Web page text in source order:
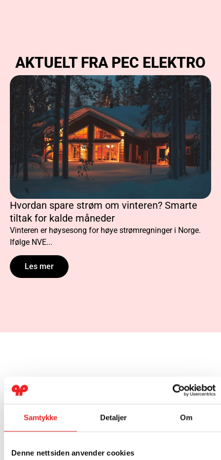
Samtykke Detaljer Om
Denne nettsiden anvender cookies
AKTUELT FRA PEC ELEKTRO
Hvordan spare strøm om vinteren? Smarte
tiltak for kalde måneder
Vinteren er høysesong for høye strømregninger i Norge.
Ifølge NVE...
Les mer
DETTE SIER KUNDENE